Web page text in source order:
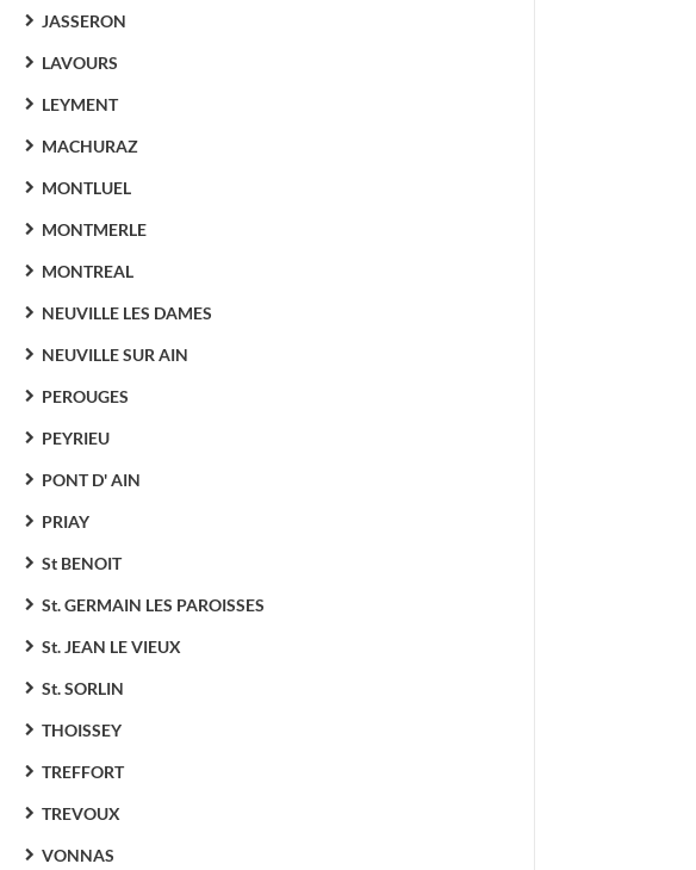
JASSERON
LAVOURS
LEYMENT
MACHURAZ
MONTLUEL
MONTMERLE
MONTREAL
NEUVILLE LES DAMES
NEUVILLE SUR AIN
PEROUGES
PEYRIEU
PONT D' AIN
PRIAY
St BENOIT
St. GERMAIN LES PAROISSES
St. JEAN LE VIEUX
St. SORLIN
THOISSEY
TREFFORT
TREVOUX
VONNAS